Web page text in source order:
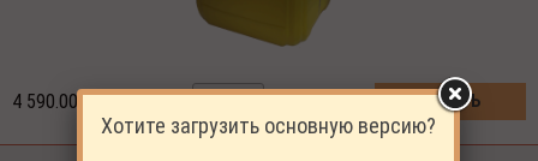
4 590.00 Р КУПИТЬ
Хотите загрузить основную версию?